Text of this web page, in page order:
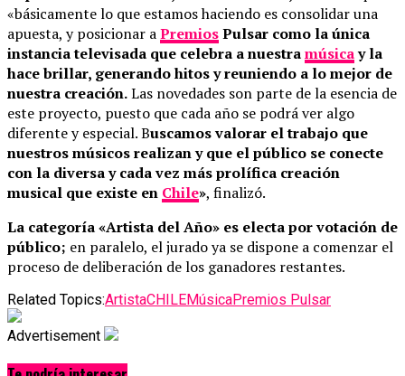
«básicamente lo que estamos haciendo es consolidar una
apuesta, y posicionar aPremiosPulsar como la única
instancia televisada que celebra a nuestramúsicay la
hace brillar, generando hitos y reuniendo a lo mejor de
nuestra creación.Las novedades son parte de la esencia de
este proyecto, puesto que cada año se podrá ver algo
diferente y especial. Buscamos valorar el trabajo que
nuestros músicos realizan y que el público se conecte
con la diversa y cada vez más prolífica creación
musical que existe en Chile», finalizó.
La categoría «Artista del Año» es electa por votación de
público; en paralelo, el jurado ya se dispone a comenzar el
proceso de deliberación de los ganadores restantes.
Related Topics:ArtistaCHILEMúsicaPremios Pulsar
Advertisement